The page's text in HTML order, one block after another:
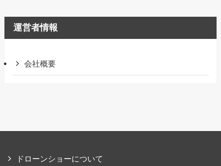
運営者情報
会社概要
ドローンショーについて